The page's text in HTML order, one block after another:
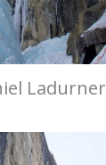
Ladurner